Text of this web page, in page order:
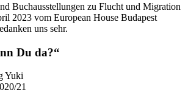
Buchausstellungen zu Flucht und Migration
2023 vom European House Budapest
uns sehr.
Du da?“